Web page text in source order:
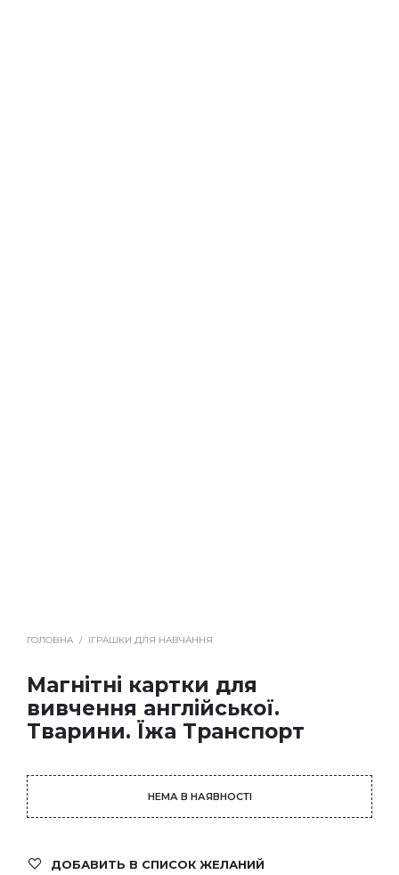
ГОЛОВНА / ІГРАШКИ ДЛЯ НАВЧАННЯ
Магнітні картки для
вивчення англійської.
Тварини. Їжа Транспорт
НЕМА В НАЯВНОСТІ
ДОБАВИТЬ В СПИСОК ЖЕЛАНИЙ